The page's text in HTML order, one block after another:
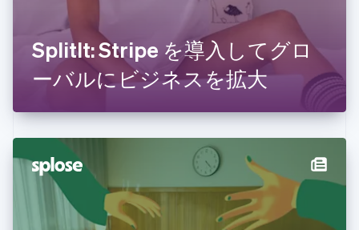
SplitIt: Stripe を導入してグロ
ーバルにビジネスを拡大
キプロス
ギリシア
English
クロアチア
ジブラルタル
シンガポール
English
スイス
Deutsch FrançaisItalianoEnglish
スウェーデン
English